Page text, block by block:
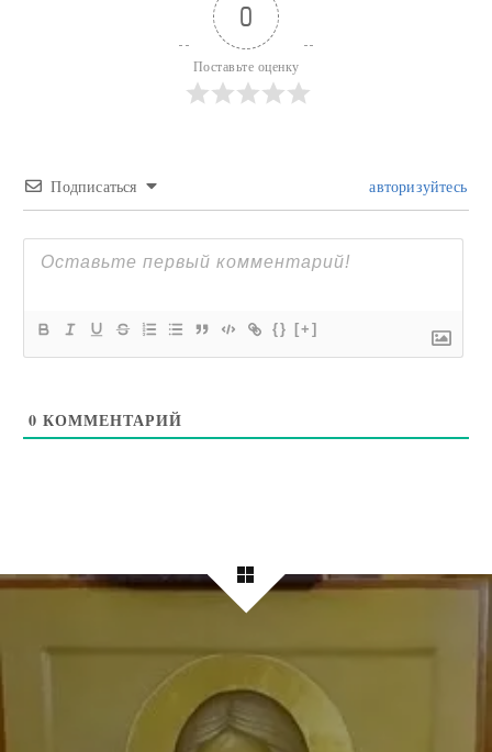
0
Поставьте оценку
Подписаться авторизуйтесь
{} [+]
0 КОММЕНТАРИЙ